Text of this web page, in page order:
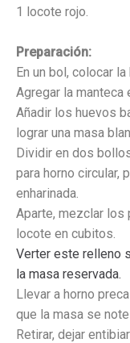
1 locote rojo.
Preparación:
En un bol, colocar
Agregar la manteca
Añadir los huevos
lograr una masa
Dividir en dos
para horno circular,
enharinada.
Aparte, mezclar los
locote en cubitos.
Verter este relleno
la masa reservada.
Llevar a horno
que la masa se
Retirar, dejar